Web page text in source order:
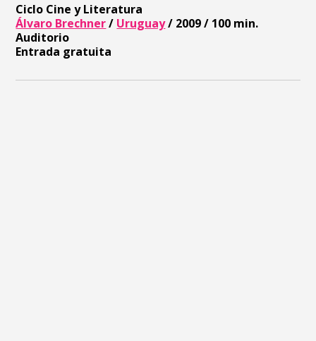
Ciclo Cine y Literatura
Álvaro Brechner/ Uruguay/ 2009 / 100 min.
Auditorio
Entrada gratuita